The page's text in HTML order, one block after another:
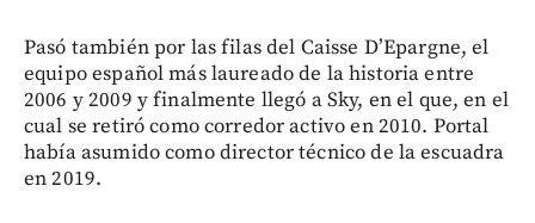
Pasó también por las filas del Caisse D’Epargne, el
equipo español más laureado de la historia entre
2006 y 2009 y finalmente llegó a Sky, en el que, en el
cual se retiró como corredor activo en 2010. Portal
había asumido como director técnico de la escuadra
en 2019.